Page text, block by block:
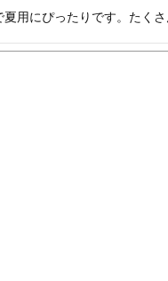
用にぴったりです。たくさ